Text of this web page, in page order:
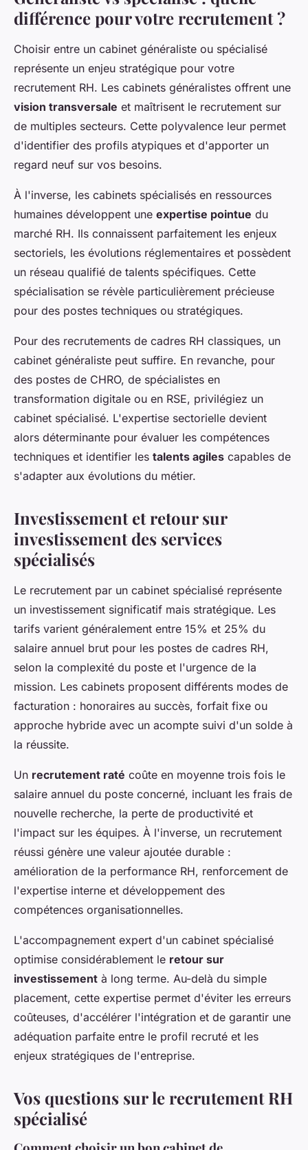
différence pour votre recrutement ?
Choisir entre un cabinet généraliste ou spécialisé
représente un enjeu stratégique pour votre
recrutement RH. Les cabinets généralistes offrent une
vision transversale et maîtrisent le recrutement sur
de multiples secteurs. Cette polyvalence leur permet
d'identifier des profils atypiques et d'apporter un
regard neuf sur vos besoins.
À l'inverse, les cabinets spécialisés en ressources
humaines développent une expertise pointue du
marché RH. Ils connaissent parfaitement les enjeux
sectoriels, les évolutions réglementaires et possèdent
un réseau qualifié de talents spécifiques. Cette
spécialisation se révèle particulièrement précieuse
pour des postes techniques ou stratégiques.
Pour des recrutements de cadres RH classiques, un
cabinet généraliste peut suffire. En revanche, pour
des postes de CHRO, de spécialistes en
transformation digitale ou en RSE, privilégiez un
cabinet spécialisé. L'expertise sectorielle devient
alors déterminante pour évaluer les compétences
techniques et identifier les talents agiles capables de
s'adapter aux évolutions du métier.
Investissement et retour sur
investissement des services
spécialisés
Le recrutement par un cabinet spécialisé représente
un investissement significatif mais stratégique. Les
tarifs varient généralement entre 15% et 25% du
salaire annuel brut pour les postes de cadres RH,
selon la complexité du poste et l'urgence de la
mission. Les cabinets proposent différents modes de
facturation : honoraires au succès, forfait fixe ou
approche hybride avec un acompte suivi d'un solde à
la réussite.
Un recrutement raté coûte en moyenne trois fois le
salaire annuel du poste concerné, incluant les frais de
nouvelle recherche, la perte de productivité et
l'impact sur les équipes. À l'inverse, un recrutement
réussi génère une valeur ajoutée durable :
amélioration de la performance RH, renforcement de
l'expertise interne et développement des
compétences organisationnelles.
L'accompagnement expert d'un cabinet spécialisé
optimise considérablement le retour sur
investissement à long terme. Au-delà du simple
placement, cette expertise permet d'éviter les erreurs
coûteuses, d'accélérer l'intégration et de garantir une
adéquation parfaite entre le profil recruté et les
enjeux stratégiques de l'entreprise.
Vos questions sur le recrutement RH
spécialisé